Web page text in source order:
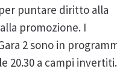
puntare diritto alla
promozione. I
2 sono in
20.30 a campi invertiti.